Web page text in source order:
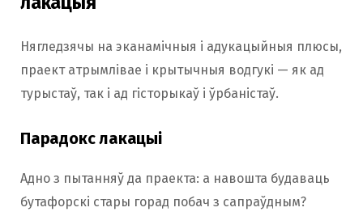
Нягледзячы на эканамічныя і адукацыйныя плюсы,
праект атрымлівае і крытычныя водгукі — як ад
турыстаў, так і ад гісторыкаў і ўрбаністаў.
Парадокс лакацыі
Адно з пытанняў да праекта: а навошта будаваць
бутафорскі стары горад побач з сапраўдным?